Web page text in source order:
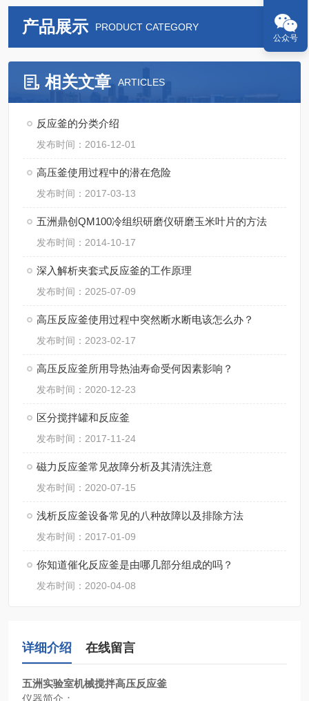
产品展示 PRODUCT CATEGORY
相关文章 ARTICLES
反应釜的分类介绍
发布时间：2016-12-01
高压釜使用过程中的潜在危险
发布时间：2017-03-13
五洲鼎创QM100冷组织研磨仪研磨玉米叶片的方法
发布时间：2014-10-17
深入解析夹套式反应釜的工作原理
发布时间：2025-07-09
高压反应釜使用过程中突然断水断电该怎么办？
发布时间：2023-02-17
高压反应釜所用导热油寿命受何因素影响？
发布时间：2020-12-23
区分搅拌罐和反应釜
发布时间：2017-11-24
磁力反应釜常见故障分析及其清洗注意
发布时间：2020-07-15
浅析反应釜设备常见的八种故障以及排除方法
发布时间：2017-01-09
你知道催化反应釜是由哪几部分组成的吗？
发布时间：2020-04-08
详细介绍 在线留言
五洲实验室机械搅拌高压反应釜
仪器简介：
公众号